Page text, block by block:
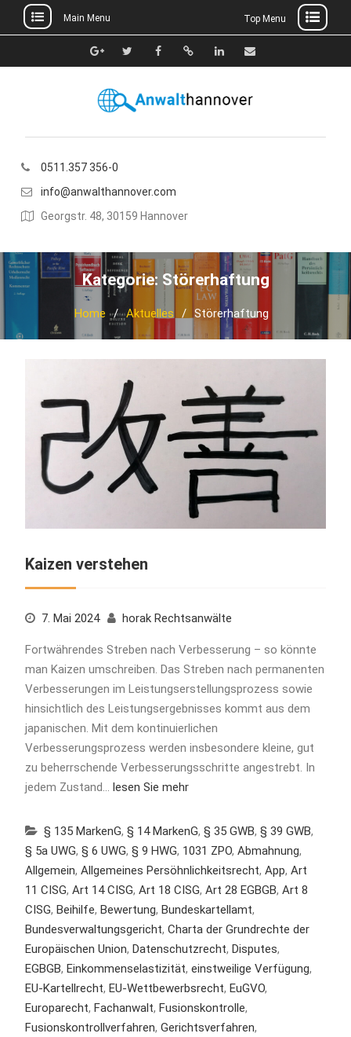
to
Main Menu Top Menu
Google+TwitterFacebook
Xing Linkedin
E-
0511.357 356-0
info@anwalthannover.com
Georgstr. 48, 30159 Hannover
Kategorie: Störerhaftung
Home Aktuelles Störerhaftung
Kaizen verstehen
7. Mai 2024 horak Rechtsanwälte
Fortwährendes Streben nach Verbesserung – so könnte
man Kaizen umschreiben. Das Streben nach permanenten
Verbesserungen im Leistungserstellungsprozess sowie
hinsichtlich des Leistungsergebnisses kommt aus dem
japanischen. Mit dem kontinuierlichen
Verbesserungsprozess werden insbesondere kleine, gut
zu beherrschende Verbesserungsschritte angestrebt. In
jedem Zustand… lesen Sie mehr
§ 135 MarkenG, § 14 MarkenG, § 35 GWB, § 39 GWB,
§ 5a UWG, § 6 UWG, § 9 HWG, 1031 ZPO, Abmahnung,
Allgemein, Allgemeines Persöhnlichkeitsrecht, App, Art
11 CISG, Art 14 CISG, Art 18 CISG, Art 28 EGBGB, Art 8
CISG, Beihilfe, Bewertung, Bundeskartellamt,
Bundesverwaltungsgericht, Charta der Grundrechte der
Europäischen Union, Datenschutzrecht, Disputes,
EGBGB, Einkommenselastizität, einstweilige Verfügung,
EU-Kartellrecht, EU-Wettbewerbsrecht, EuGVO,
Europarecht, Fachanwalt, Fusionskontrolle,
Fusionskontrollverfahren, Gerichtsverfahren,